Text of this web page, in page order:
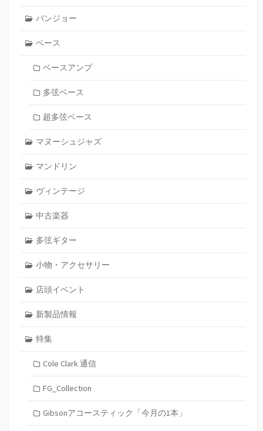
バンジョー
ベース
ベースアンプ
多弦ベース
超多弦ベース
マヌーシュジャズ
マンドリン
ヴィンテージ
中古楽器
多弦ギター
小物・アクセサリー
店頭イベント
新製品情報
特集
Cole Clark 通信
FG_Collection
Gibsonアコースティック「今月の1本」